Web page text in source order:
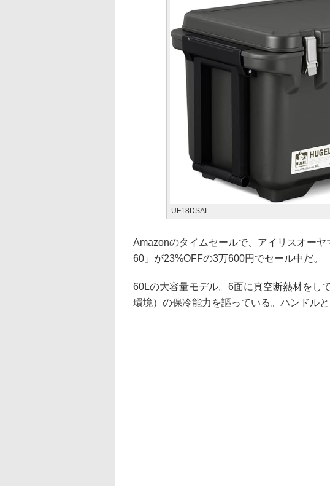
UF18DSAL
Amazonのタイムセールで、アイリスオー
60」が23%OFFの3万600円でセール中だ。
60Lの大容量モデル。6面に真空断熱材をし
環境）の保冷能力を謳っている。ハンドル